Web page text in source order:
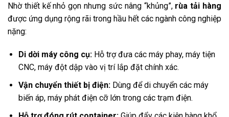
Nhờ thiết kế nhỏ gọn nhưng sức nâng “khủng”, rùa tải hàng
được ứng dụng rộng rãi trong hầu hết các ngành công nghiệp
nặng:
Di dời máy công cụ:Hỗ trợ đưa các máy phay, máy tiện
CNC, máy đột dập vào vị trí lắp đặt chính xác.
Vận chuyển thiết bị điện:Dùng để di chuyển các máy
biến áp, máy phát điện cỡ lớn trong các trạm điện.